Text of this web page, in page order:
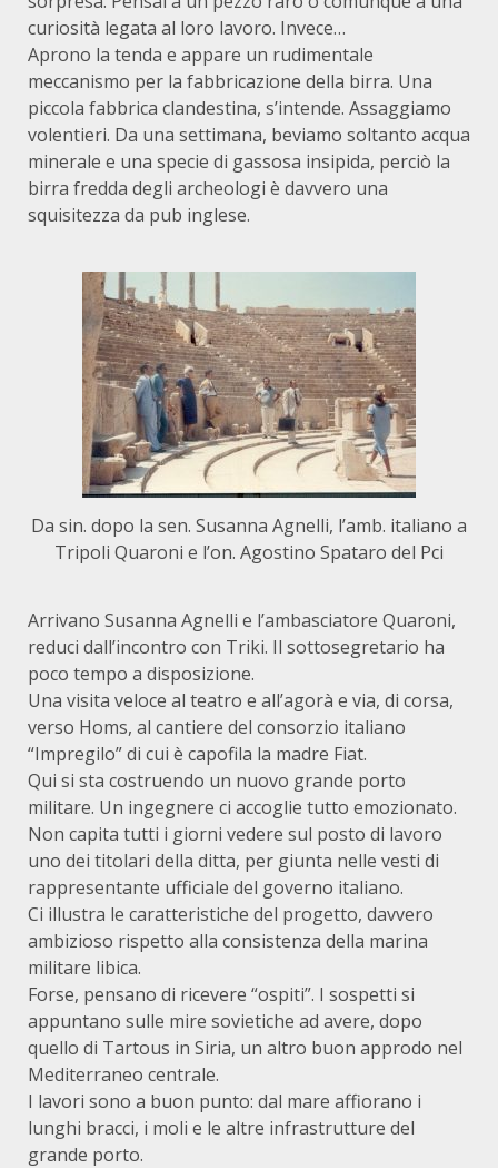
curiosità legata al loro lavoro. Invece…
Aprono la tenda e appare un rudimentale
meccanismo per la fabbricazione della birra. Una
piccola fabbrica clandestina, s’intende. Assaggiamo
volentieri. Da una settimana, beviamo soltanto acqua
minerale e una specie di gassosa insipida, perciò la
birra fredda de­gli archeologi è davvero una
squisitezza da pub inglese.
Da sin. dopo la sen. Susanna Agnelli, l’amb. italiano a
Tripoli Quaroni e l’on. Agostino Spataro del Pci
Arrivano Susanna Agnelli e l’ambasciatore Quaroni,
reduci dall’incontro con Triki. Il sottosegretario ha
poco tempo a disposi­zione.
Una visita veloce al teatro e all’agorà e via, di corsa,
verso Homs, al cantiere del consorzio italiano
“Impregilo” di cui è capofila la madre Fiat.
Qui si sta costruendo un nuovo grande porto
militare. Un ingegnere ci accoglie tutto emozionato.
Non capita tutti i giorni vedere sul posto di lavoro
uno dei titolari della ditta, per giunta nelle vesti di
rappresentante ufficiale del governo italiano.
Ci illustra le caratteristiche del progetto, davvero
ambizioso ris­petto alla consistenza della marina
militare libica.
Forse, pensano di ricevere “ospiti”. I sospetti si
appuntano sulle mire sovietiche ad avere, dopo
quello di Tartous in Siria, un altro buon approdo nel
Mediterraneo centrale.
I lavori sono a buon punto: dal mare affiorano i
lunghi bracci, i moli e le altre infrastrutture del
grande porto.